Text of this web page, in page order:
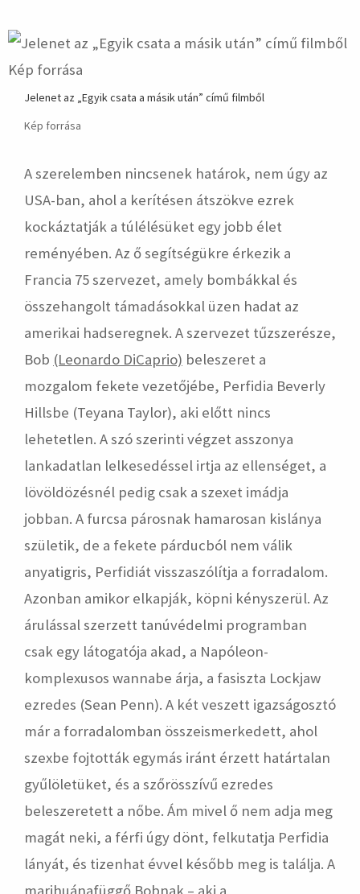
Jelenet az „Egyik csata a másik után” című filmből
Kép forrása
A szerelemben nincsenek határok, nem úgy az
USA-ban, ahol a kerítésen átszökve ezrek
kockáztatják a túlélésüket egy jobb élet
reményében. Az ő segítségükre érkezik a
Francia 75 szervezet, amely bombákkal és
összehangolt támadásokkal üzen hadat az
amerikai hadseregnek. A szervezet tűzszerésze,
Bob (Leonardo DiCaprio) beleszeret a
mozgalom fekete vezetőjébe, Perfidia Beverly
Hillsbe (Teyana Taylor), aki előtt nincs
lehetetlen. A szó szerinti végzet asszonya
lankadatlan lelkesedéssel irtja az ellenséget, a
lövöldözésnél pedig csak a szexet imádja
jobban. A furcsa párosnak hamarosan kislánya
születik, de a fekete párducból nem válik
anyatigris, Perfidiát visszaszólítja a forradalom.
Azonban amikor elkapják, köpni kényszerül. Az
árulással szerzett tanúvédelmi programban
csak egy látogatója akad, a Napóleon-
komplexusos wannabe árja, a fasiszta Lockjaw
ezredes (Sean Penn). A két veszett igazságosztó
már a forradalomban összeismerkedett, ahol
szexbe fojtották egymás iránt érzett határtalan
gyűlöletüket, és a szőrösszívű ezredes
beleszeretett a nőbe. Ám mivel ő nem adja meg
magát neki, a férfi úgy dönt, felkutatja Perfidia
lányát, és tizenhat évvel később meg is találja. A